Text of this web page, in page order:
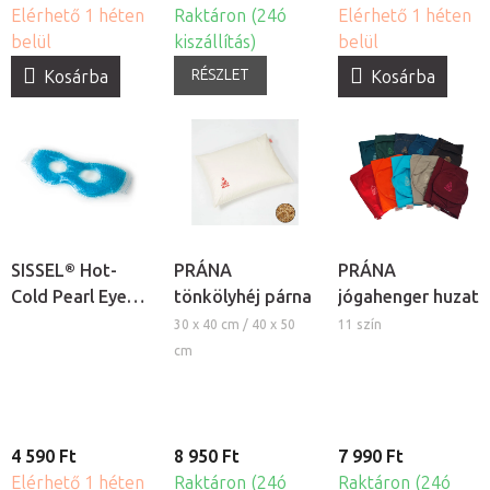
Elérhető 1 héten
belül
Kosárba
Raktáron (24ó
kiszállítás)
RÉSZLET
Elérhető 1 héten
belül
Kosárba
SISSEL® Hot-
Cold Pearl Eye
4 590 Ft
Elérhető 1 héten
PRÁNA
tönkölyhéj párna
30 x 40 cm / 40 x 50
cm
8 950 Ft
Raktáron (24ó
PRÁNA
jógahenger huzat
11 szín
7 990 Ft
Raktáron (24ó